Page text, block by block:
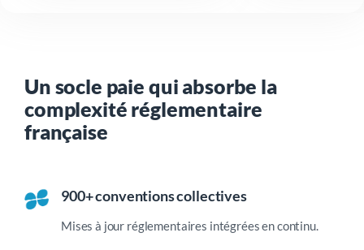
Un socle paie qui absorbe la
complexité réglementaire
française
900+ conventions collectives
Mises à jour réglementaires intégrées en continu.